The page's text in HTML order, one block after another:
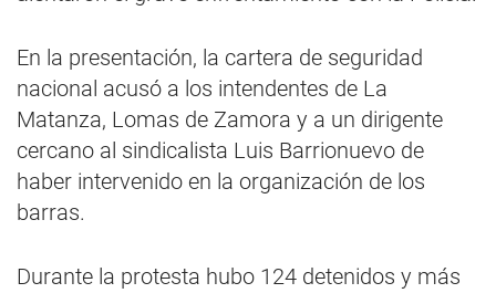
En la presentación, la cartera de seguridad
nacional acusó a los intendentes de La
Matanza, Lomas de Zamora y a un dirigente
cercano al sindicalista Luis Barrionuevo de
haber intervenido en la organización de los
barras.
Durante la protesta hubo 124 detenidos y más